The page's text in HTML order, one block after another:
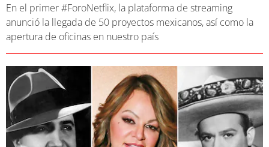
En el primer #ForoNetflix, la plataforma de streaming
anunció la llegada de 50 proyectos mexicanos, así como la
apertura de oficinas en nuestro país